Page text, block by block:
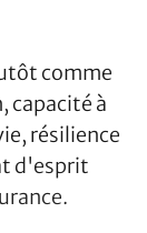
comme
capacité à
résilience
d'esprit